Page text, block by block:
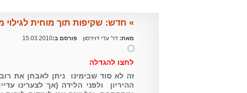
» חדש: שקיפות תוך מוחית
מאת: דר' עדי דוידסון פורסם ב:15.03.2010
לחצו להגדלה
זה לא סוד שבימינו ניתן לאבחן את
ההיריון ולפני הלידה (אך לצערינו